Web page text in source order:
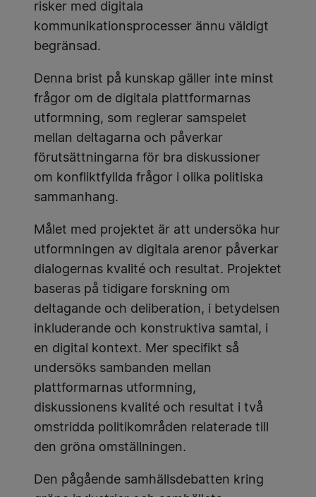
risker med digitala
kommunikationsprocesser ännu väldigt
begränsad.
Denna brist på kunskap gäller inte minst
frågor om de digitala plattformarnas
utformning, som reglerar samspelet
mellan deltagarna och påverkar
förutsättningarna för bra diskussioner
om konfliktfyllda frågor i olika politiska
sammanhang.
Målet med projektet är att undersöka hur
utformningen av digitala arenor påverkar
dialogernas kvalité och resultat. Projektet
baseras på tidigare forskning om
deltagande och deliberation, i betydelsen
inkluderande och konstruktiva samtal, i
en digital kontext. Mer specifikt så
undersöks sambanden mellan
plattformarnas utformning,
diskussionens kvalité och resultat i två
omstridda politikområden relaterade till
den gröna omställningen.
Den pågående samhällsdebatten kring